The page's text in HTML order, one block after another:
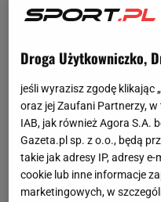
Droga Użytkowniczko,
jeśli wyrazisz zgodę klikając
oraz jej Zaufani Partnerzy, w
IAB, jak również Agora S.A.
Gazeta.pl sp. z o.o., będą
takie jak adresy IP, adresy
cookie lub inne informacje
marketingowych, w